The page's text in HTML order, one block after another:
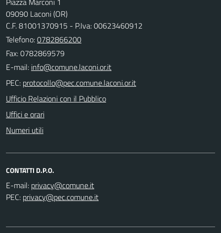
09090 Laconi (OR)
C.F. 81001370915 - P.Iva: 00623460912
Telefono:0782866200
Fax: 0782869579
E-mail:
PEC:
Ufficio Relazioni con il Pubblico
Uffici e orari
Numeri utili
CONTATTI D.P.O.
E-mail:
PEC: